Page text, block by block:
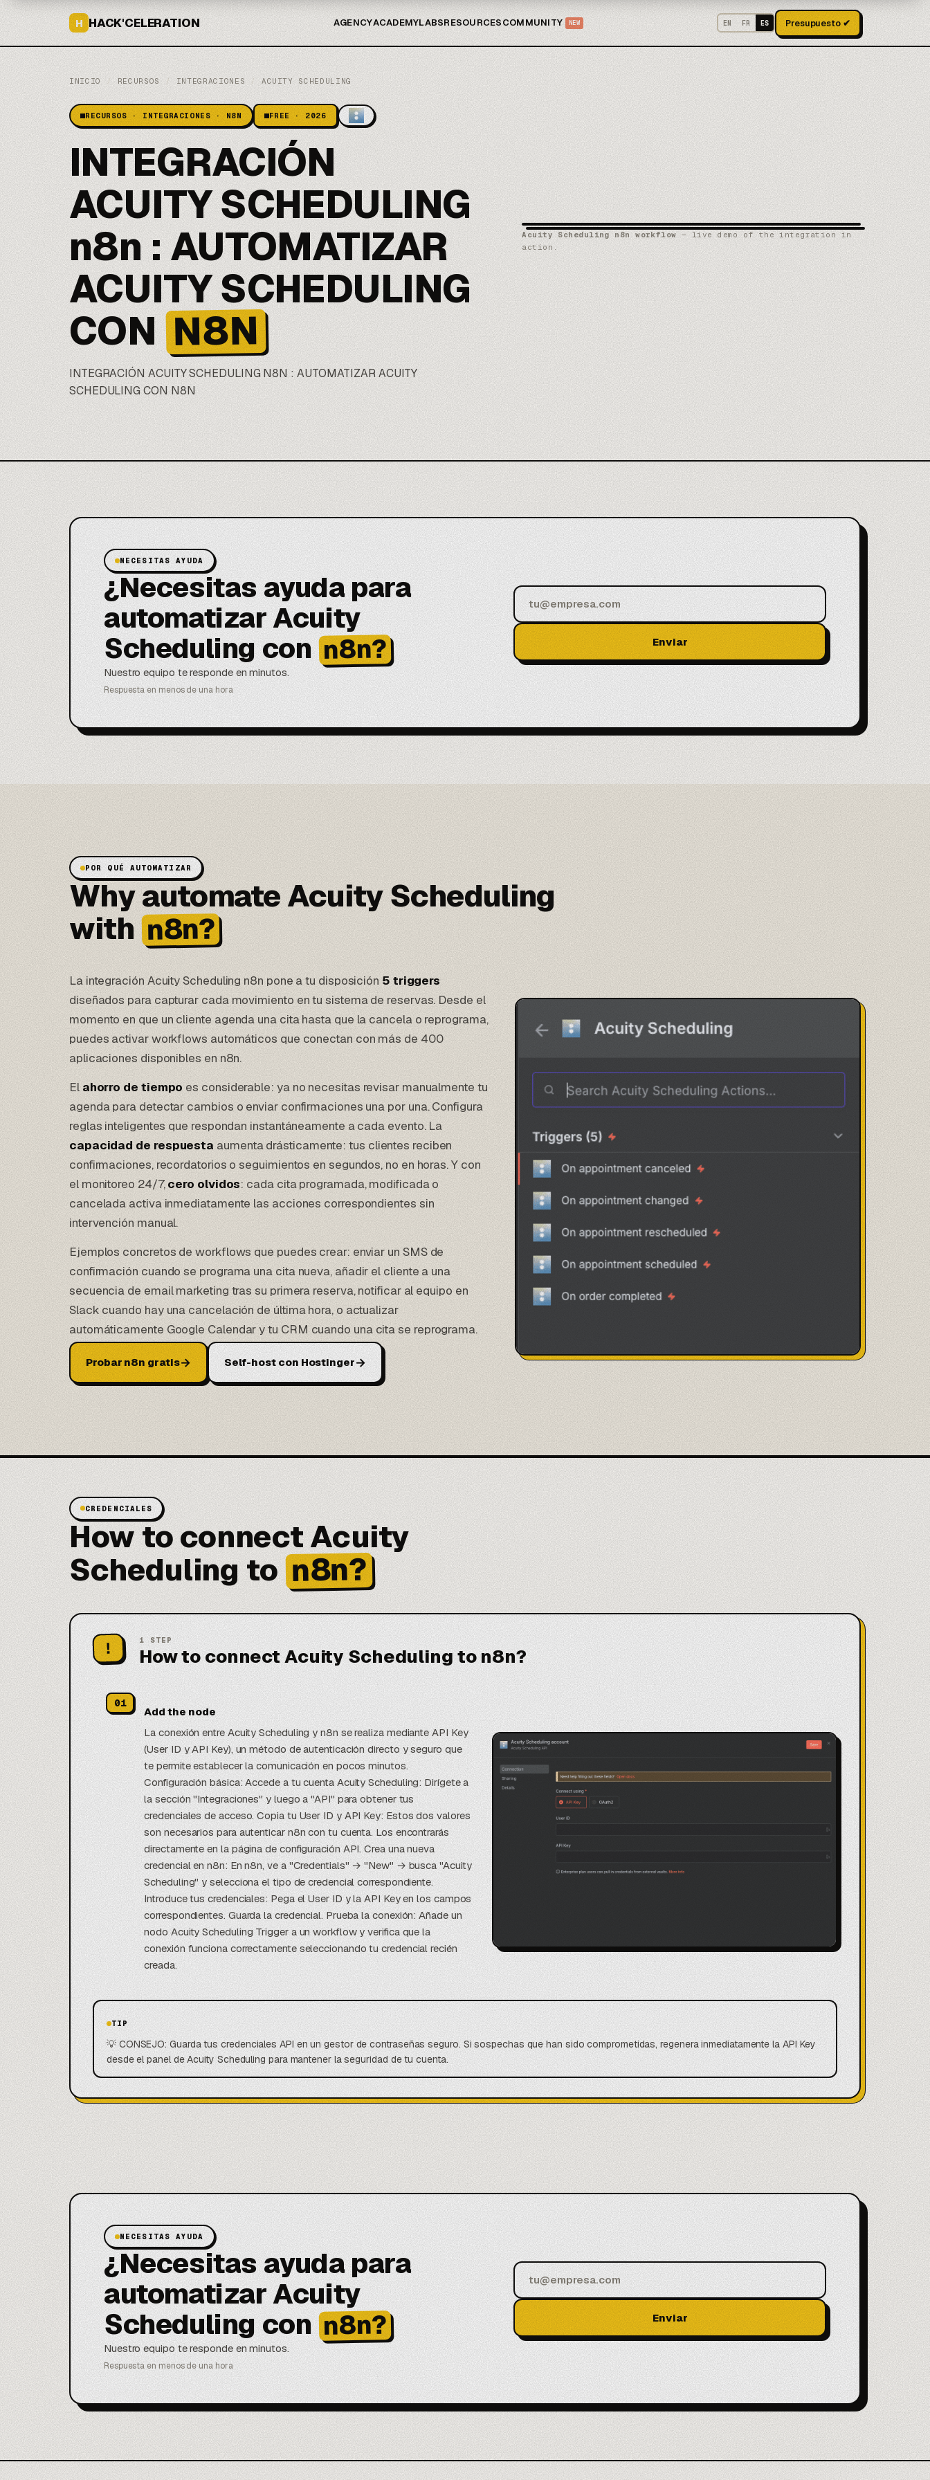
H HACK'CELERATION AGENCYACADEMYLABSRESOURCESCOMMUNITY NEW EN FR ES Presupuesto ✔
INICIO / RECURSOS / INTEGRACIONES / ACUITY SCHEDULING
RECURSOS · INTEGRACIONES · N8N FREE · 2026
INTEGRACIÓN
ACUITY SCHEDULING
n8n : AUTOMATIZAR
ACUITY SCHEDULING
CON N8N
INTEGRACIÓN ACUITY SCHEDULINGN8N : AUTOMATIZAR ACUITY
SCHEDULING CON N8N
Acuity Scheduling n8n workflow — live demo of the integration in
action.
NECESITAS AYUDA
¿Necesitas ayuda para
automatizar Acuity
Scheduling con n8n?
Nuestro equipo te responde en minutos.
Respuesta en menos de una hora
Enviar
POR QUÉ AUTOMATIZAR
Why automate Acuity Scheduling
with n8n?
La integración Acuity Scheduling n8n pone a tu disposición 5 triggers
diseñados para capturar cada movimiento en tu sistema de reservas. Desde el
momento en que un cliente agenda una cita hasta que la cancela o reprograma,
puedes activar workflows automáticos que conectan con más de 400
aplicaciones disponibles en n8n.
El ahorro de tiempoes considerable: ya no necesitas revisar manualmente tu
agenda para detectar cambios o enviar confirmaciones una por una. Configura
reglas inteligentes que respondan instantáneamente a cada evento. La
capacidad de respuestaaumenta drásticamente: tus clientes reciben
confirmaciones, recordatorios o seguimientos en segundos, no en horas. Y con
el monitoreo 24/7,cero olvidos: cada cita programada, modificada o
cancelada activa inmediatamente las acciones correspondientes sin
intervención manual.
Ejemplos concretos de workflows que puedes crear: enviar un SMS de
confirmación cuando se programa una cita nueva, añadir el cliente a una
secuencia de email marketing tras su primera reserva, notificar al equipo en
Slack cuando hay una cancelación de última hora, o actualizar
automáticamente Google Calendar y tu CRM cuando una cita se reprograma.
Probar n8n gratis→ Self-host con Hostinger→
CREDENCIALES
How to connect Acuity
Scheduling to n8n?
! 1 STEP
How to connect Acuity Scheduling to n8n?
01
Add the node
La conexión entre Acuity Scheduling y n8n se realiza mediante API Key
(User ID y API Key), un método de autenticación directo y seguro que
te permite establecer la comunicación en pocos minutos.
Configuración básica: Accede a tu cuenta Acuity Scheduling: Dirígete a
la sección "Integraciones" y luego a "API" para obtener tus
credenciales de acceso. Copia tu User ID y API Key: Estos dos valores
son necesarios para autenticar n8n con tu cuenta. Los encontrarás
directamente en la página de configuración API. Crea una nueva
credencial en n8n: En n8n, ve a "Credentials" → "New" → busca "Acuity
Scheduling" y selecciona el tipo de credencial correspondiente.
Introduce tus credenciales: Pega el User ID y la API Key en los campos
correspondientes. Guarda la credencial. Prueba la conexión: Añade un
nodo Acuity Scheduling Trigger a un workflow y verifica que la
conexión funciona correctamente seleccionando tu credencial recién
creada.
TIP
💡 CONSEJO: Guarda tus credenciales API en un gestor de contraseñas seguro. Si sospechas que han sido comprometidas, regenera inmediatamente la API Key
desde el panel de Acuity Scheduling para mantener la seguridad de tu cuenta.
NECESITAS AYUDA
¿Necesitas ayuda para
automatizar Acuity
Scheduling con n8n?
Nuestro equipo te responde en minutos.
Respuesta en menos de una hora
Enviar